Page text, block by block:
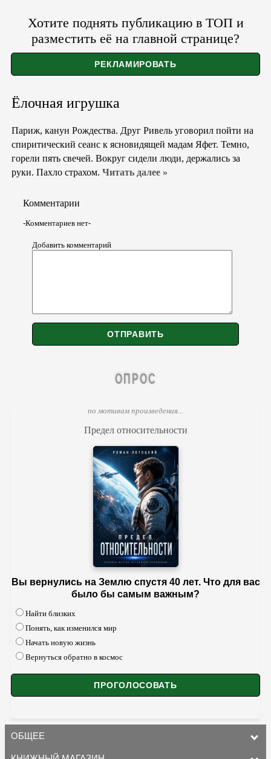
Хотите поднять публикацию в ТОП и
разместить её на главной странице?
Ёлочная игрушка
Париж, канун Рождества. Друг Ривель уговорил пойти на
спиритический сеанс к ясновидящей мадам Яфет. Темно,
горели пять свечей. Вокруг сидели люди, держались за
руки. Пахло страхом. Читать далее »
Комментарии
-Комментариев нет-
Добавить комментарий
ОПРОС
по мотивам произведения...
Предел относительности
Вы вернулись на Землю спустя 40 лет. Что для вас
было бы самым важным?
Найти близких
Понять, как изменился мир
Начать новую жизнь
Вернуться обратно в космос
ОБЩЕЕ